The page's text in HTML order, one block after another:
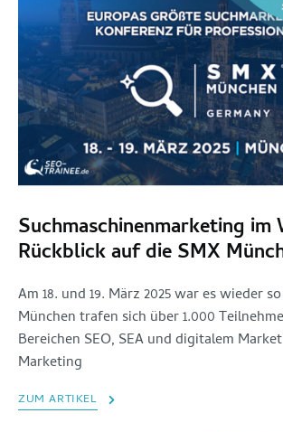
Suchmaschinenmarketing im
Rückblick auf die SMX
Am 18. und 19. März 2025 war es wieder
München trafen sich über 1.000
Bereichen SEO, SEA und digitalem
Marketing
ZUM ARTIKEL